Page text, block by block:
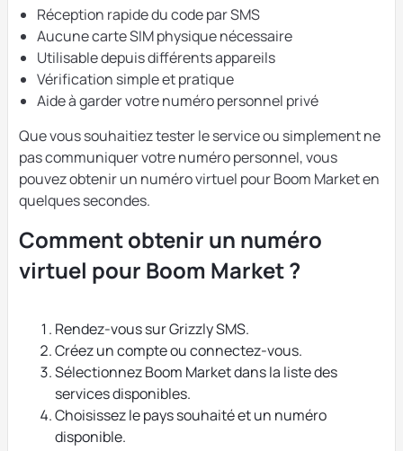
Réception rapide du code par SMS
Aucune carte SIM physique nécessaire
Utilisable depuis différents appareils
Vérification simple et pratique
Aide à garder votre numéro personnel privé
Que vous souhaitiez tester le service ou simplement ne
pas communiquer votre numéro personnel, vous
pouvez obtenir un numéro virtuel pour Boom Market en
quelques secondes.
Comment obtenir un numéro
virtuel pour Boom Market ?
Rendez-vous sur Grizzly SMS.
Créez un compte ou connectez-vous.
Sélectionnez Boom Market dans la liste des
services disponibles.
Choisissez le pays souhaité et un numéro
disponible.